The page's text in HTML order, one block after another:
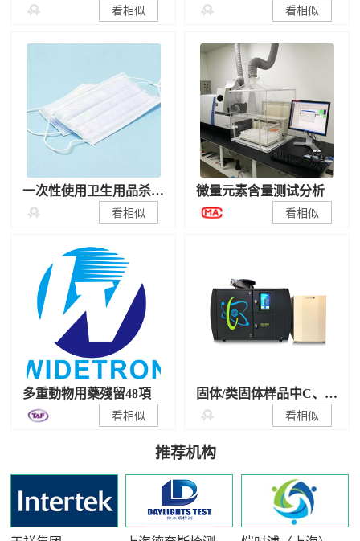
 看相似  看相似
一次性使用卫生用品杀
菌/抑菌性能检测
 看相似
微量元素含量测试分析
看相似
多重動物用藥殘留48項
看相似
固体/类固体样品中C、N
稳定同位素比值测试
 看相似
推荐机构